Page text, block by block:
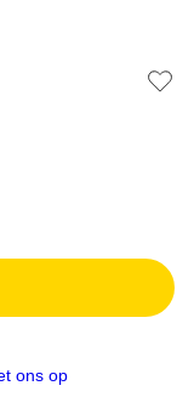
ons op